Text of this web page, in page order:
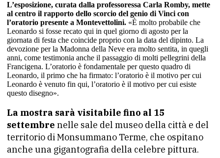
L’esposizione, curata dalla professoressa Carla Romby, mette
al centro il rapporto dello scorcio del genio di Vinci con
l’oratorio presente a Montevettolini. «È molto probabile che
Leonardo si fosse recato qui in quel giorno di agosto per la
giornata di festa che coincide proprio con la data del dipinto. La
devozione per la Madonna della Neve era molto sentita, in quegli
anni, come testimonia anche il passaggio di molti pellegrini della
Francigena. L’oratorio è fondamentale per questo quadro di
Leonardo, il primo che ha firmato: l’oratorio è il motivo per cui
Leonardo è venuto fin qui, l’oratorio è il motivo per cui esiste
questo disegno».
La mostra sarà visitabile fino al 15
settembre nelle sale del museo della città e del
territorio di Monsummano Terme, che ospitano
anche una gigantografia della celebre pittura.